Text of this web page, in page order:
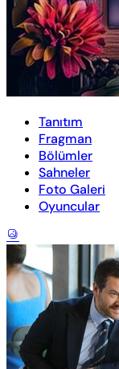
Tanıtım
Fragman
Bölümler
Sahneler
Foto Galeri
Oyuncular